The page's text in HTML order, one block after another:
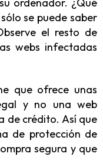
se puede saber
el resto de
webs infectadas
que ofrece unas
y no una web
de crédito. Así que
de protección de
segura y que